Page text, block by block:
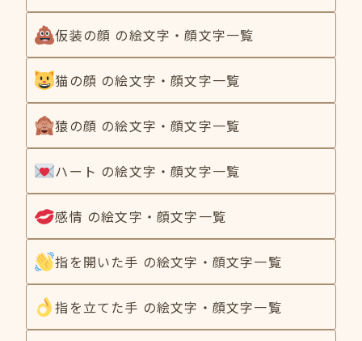
仮装の顔 の絵文字・顔文字一覧
猫の顔 の絵文字・顔文字一覧
猿の顔 の絵文字・顔文字一覧
ハート の絵文字・顔文字一覧
感情 の絵文字・顔文字一覧
指を開いた手 の絵文字・顔文字一覧
指を立てた手 の絵文字・顔文字一覧